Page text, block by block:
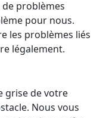
problèmes
pour nous.
les problèmes liés
légalement.
grise de votre
Nous vous